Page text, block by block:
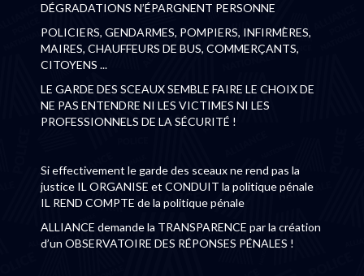
DÉGRADATIONS N’ÉPARGNENT PERSONNE
POLICIERS, GENDARMES, POMPIERS, INFIRMÈRES,
MAIRES, CHAUFFEURS DE BUS, COMMERÇANTS,
CITOYENS ...
LE GARDE DES SCEAUX SEMBLE FAIRE LE CHOIX DE
NE PAS ENTENDRE NI LES VICTIMES NI LES
PROFESSIONNELS DE LA SÉCURITÉ !
Si effectivement le garde des sceaux ne rend pas la
justice IL ORGANISE et CONDUIT la politique pénale
IL REND COMPTE de la politique pénale
ALLIANCE demande la TRANSPARENCE par la création
d’un OBSERVATOIRE DES RÉPONSES PÉNALES !